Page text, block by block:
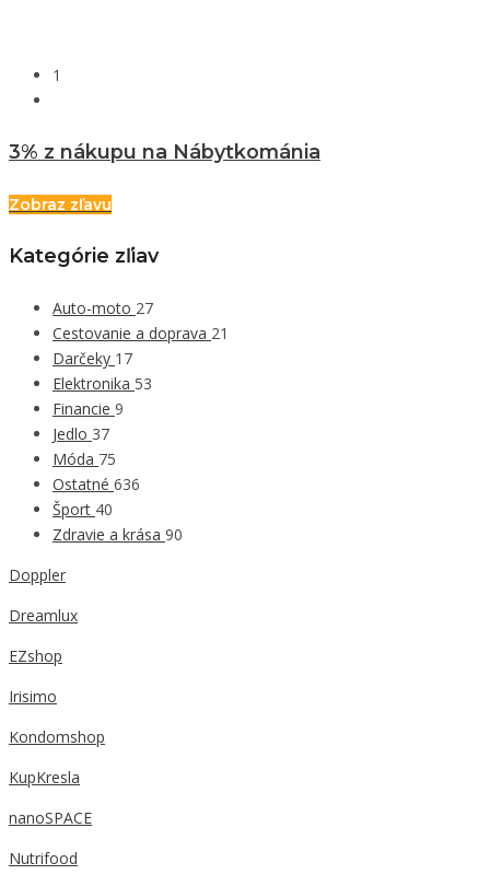
1
3% z nákupu na Nábytkománia
Zobraz zľavu
Kategórie zľiav
Auto-moto 27
Cestovanie a doprava 21
Darčeky 17
Elektronika 53
Financie 9
Jedlo 37
Móda 75
Ostatné 636
Šport 40
Zdravie a krása 90
Doppler
Dreamlux
EZshop
Irisimo
Kondomshop
KupKresla
nanoSPACE
Nutrifood